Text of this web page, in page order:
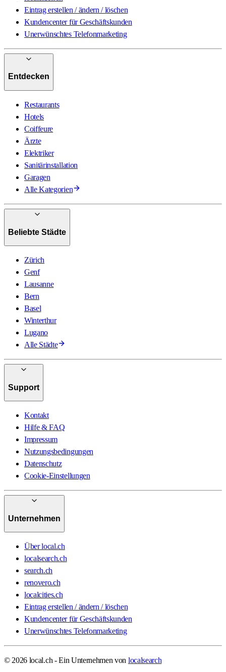
Eintrag erstellen / ändern / löschen
Kundencenter für Geschäftskunden
Unerwünschtes Telefonmarketing
Entdecken
Restaurants
Hotels
Coiffeure
Ärzte
Elektriker
Sanitärinstallation
Garagen
Alle Kategorien
Beliebte Städte
Zürich
Genf
Lausanne
Bern
Basel
Winterthur
Lugano
Alle Städte
Support
Kontakt
Hilfe & FAQ
Impressum
Nutzungsbedingungen
Datenschutz
Cookie-Einstellungen
Unternehmen
Über local.ch
localsearch.ch
search.ch
renovero.ch
localcities.ch
Eintrag erstellen / ändern / löschen
Kundencenter für Geschäftskunden
Unerwünschtes Telefonmarketing
© 2026 local.ch - Ein Unternehmen von localsearch